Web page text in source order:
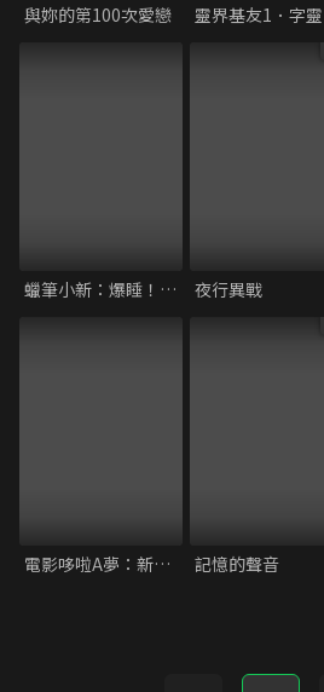
與妳的第100次愛戀 靈界基友1．字靈
蠟筆小新：爆睡！夢世界大作戰！ 夜行異戰
電影哆啦A夢：新．大雄的日本誕生 記憶的聲音